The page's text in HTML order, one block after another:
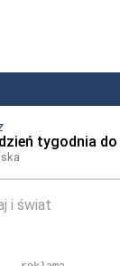
tygodnia do
i świat